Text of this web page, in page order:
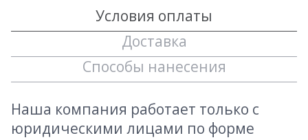
Условия оплаты
Доставка
Способы нанесения
Наша компания работает только с
юридическими лицами по форме